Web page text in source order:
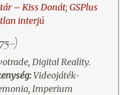
– Kiss Donát;GSPlus
interjú
Digital Reality.
Videojáték-
Imperium